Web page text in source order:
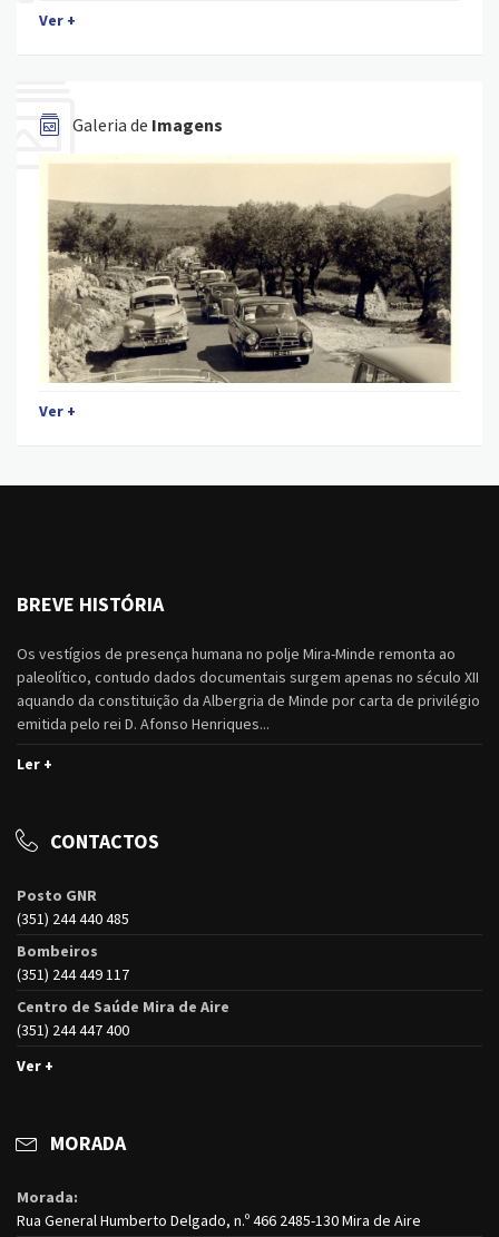
Ver +
Galeria de Imagens
Ver +
BREVE HISTÓRIA
Os vestígios de presença humana no polje Mira-Minde remonta ao
paleolítico, contudo dados documentais surgem apenas no século XII
aquando da constituição da Albergria de Minde por carta de privilégio
emitida pelo rei D. Afonso Henriques...
Ler +
CONTACTOS
Posto GNR
(351) 244 440 485
Bombeiros
(351) 244 449 117
Centro de Saúde Mira de Aire
(351) 244 447 400
Ver +
MORADA
Morada:
Rua General Humberto Delgado, n.º 466 2485-130 Mira de Aire